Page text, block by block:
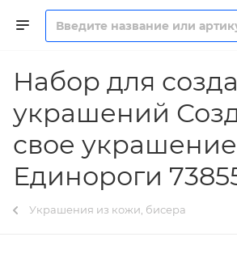
Набор для
украшений
свое украшение
Единороги
Украшения из кожи, бисера